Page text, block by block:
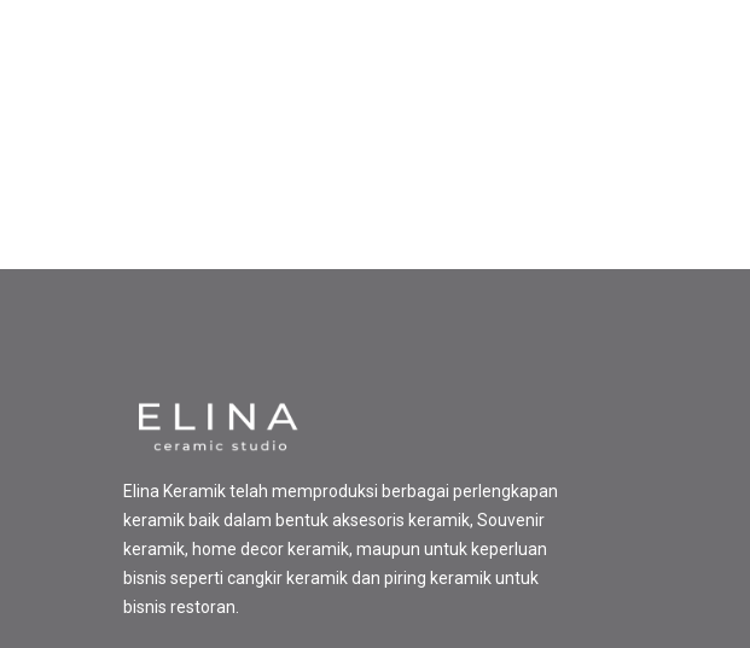
Elina Keramik telah memproduksi berbagai perlengkapan
keramik baik dalam bentuk aksesoris keramik, Souvenir
keramik, home decor keramik, maupun untuk keperluan
bisnis seperti cangkir keramik dan piring keramik untuk
bisnis restoran.